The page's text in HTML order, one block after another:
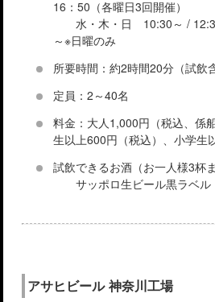
16：50（各曜日3回開催）
水・木・日 10:30～ /
～※日曜のみ
所要時間：約2時間20分（試飲
定員：2～40名
料金：大人1,000円（税込、係
生以上600円（税込）、小学生
試飲できるお酒（お一人様3杯
サッポロ生ビール黒ラベル
アサヒビール 神奈川工場